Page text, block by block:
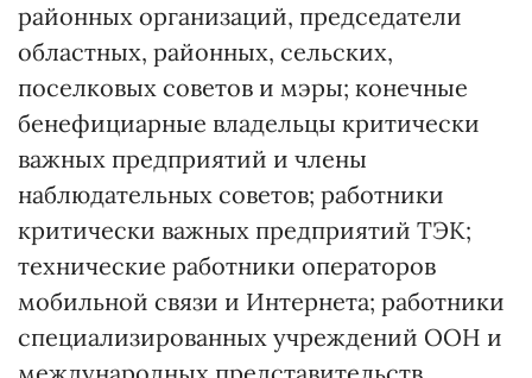
районных организаций, председатели
областных, районных, сельских,
поселковых советов и мэры; конечные
бенефициарные владельцы критически
важных предприятий и члены
наблюдательных советов; работники
критически важных предприятий ТЭК;
технические работники операторов
мобильной связи и Интернета; работники
специализированных учреждений ООН и